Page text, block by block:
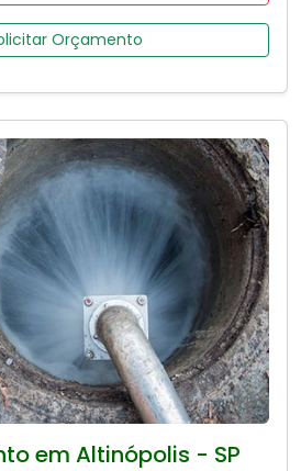
Orçamento
em Altinópolis - SP